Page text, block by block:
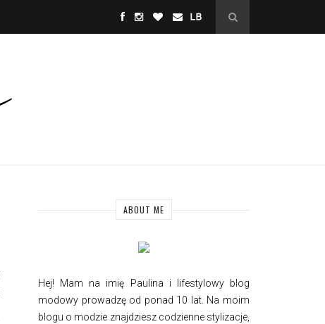
ABOUT ME
Hej! Mam na imię Paulina i lifestylowy blog
modowy prowadzę od ponad 10 lat. Na moim
blogu o modzie znajdziesz codzienne stylizacje,